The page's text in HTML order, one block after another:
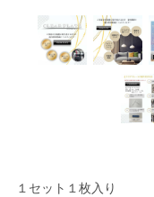
１セット１枚入り